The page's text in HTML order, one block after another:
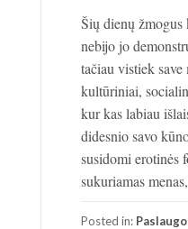
Šių dienų
nebijo jo
tačiau vistiek
kultūriniai,
kur kas labiau
didesnio savo
susidomi erotinės
sukuriamas
Posted in: